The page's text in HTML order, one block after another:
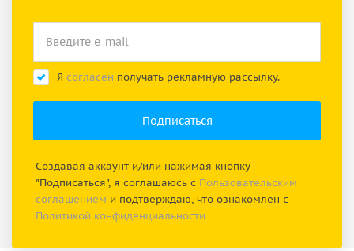
Я согласен получать рекламную рассылку.
Создавая аккаунт и/или нажимая кнопку
"Подписаться", я соглашаюсь с Пользовательским
соглашением и подтверждаю, что ознакомлен с
Политикой конфиденциальности